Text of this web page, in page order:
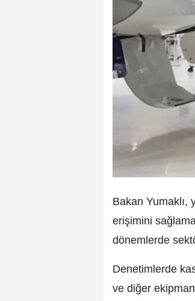
Bakan Yumaklı,
erişimini
dönemlerde
Denetimlerde
ve diğer